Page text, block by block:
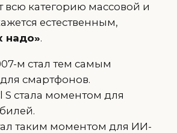
всю категорию массовой и
естественным,
надо».
м стал тем самым
смартфонов.
S стала моментом для
таким моментом для ИИ-